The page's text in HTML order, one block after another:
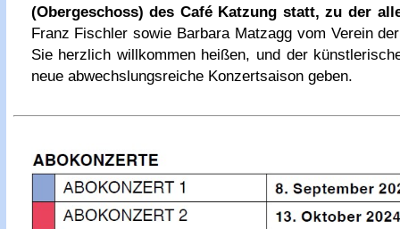
(Obergeschoss) des Café Katzung statt, zu der
Franz Fischler sowie Barbara Matzagg vom Verein
Sie herzlich willkommen heißen, und der
neue abwechslungsreiche Konzertsaison geben.